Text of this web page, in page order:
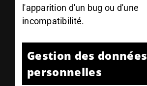
l'apparition d'un bug ou d'une
incompatibilité.
Gestion des données
personnelles